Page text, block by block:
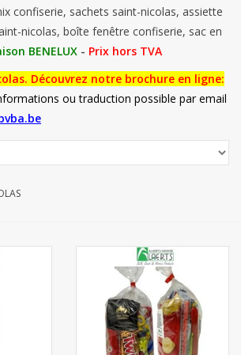
salés
confiserie, sachets saint-nicolas, assiette
nicolas, boîte fenêtre confiserie, sac en
BENELUX - Prix ​​hors TVA
Découvrez notre brochure en ligne:
ou traduction possible par email